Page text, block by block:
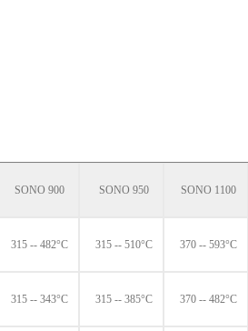
SONO 900 SONO 950 SONO 1100
315 -- 482°C 315 -- 510°C 370 -- 593°C
315 -- 343°C 315 -- 385°C 370 -- 482°C